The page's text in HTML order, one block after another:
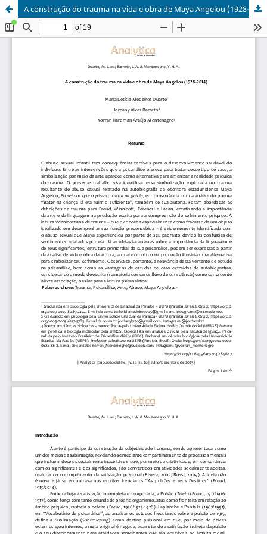
A construção do trauma na vida e obra de Maya Angelou (1928-2014)